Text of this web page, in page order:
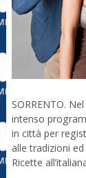
SORRENTO.
intenso
in città per
alle tradizioni
Ricette